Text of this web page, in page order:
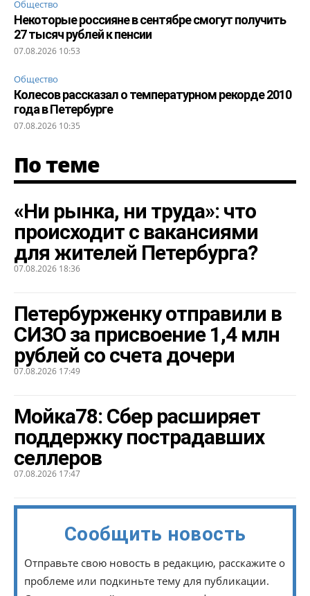
Общество
Некоторые россияне в сентябре смогут получить
27 тысяч рублей к пенсии
07.08.2026 10:53
Общество
Колесов рассказал о температурном рекорде 2010
года в Петербурге
07.08.2026 10:35
По теме
«Ни рынка, ни труда»: что
происходит с вакансиями
для жителей Петербурга?
07.08.2026 18:36
Петербурженку отправили в
СИЗО за присвоение 1,4 млн
рублей со счета дочери
07.08.2026 17:49
Мойка78: Сбер расширяет
поддержку пострадавших
селлеров
07.08.2026 17:47
Сообщить новость
Отправьте свою новость в редакцию, расскажите о
проблеме или подкиньте тему для публикации.